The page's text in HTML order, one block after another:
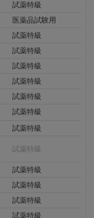
試薬特級
医薬品試験用
試薬特級
試薬特級
試薬特級
試薬特級
試薬特級
試薬特級
試薬特級
試薬特級
試薬特級
試薬特級
試薬特級
試薬特級